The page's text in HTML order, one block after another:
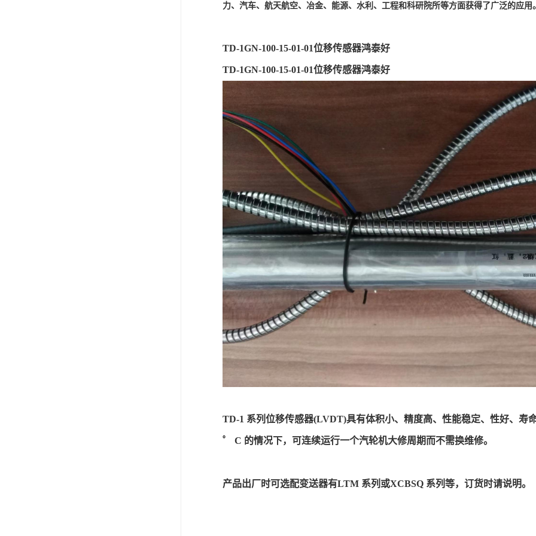
力、汽车、航天航空、冶金、能源、水利、工程和科研院所等方面获得了广泛的应用
TD-1GN-100-15-01-01位移传感器鸿泰好
TD-1GN-100-15-01-01位移传感器鸿泰好
TD-1 系列位移传感器(LVDT)具有体积小、精度高、性能稳定、性好、寿
゜ C 的情况下，可连续运行一个汽轮机大修周期而不需换维修。
产品出厂时可选配变送器有LTM 系列或XCBSQ 系列等，订货时请说明。